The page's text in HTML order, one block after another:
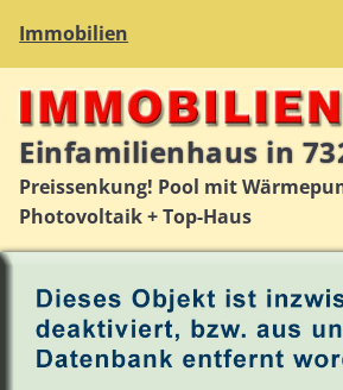
Immobilien
Einfamilienhaus in
Preissenkung! Pool mit
Photovoltaik + Top-Haus